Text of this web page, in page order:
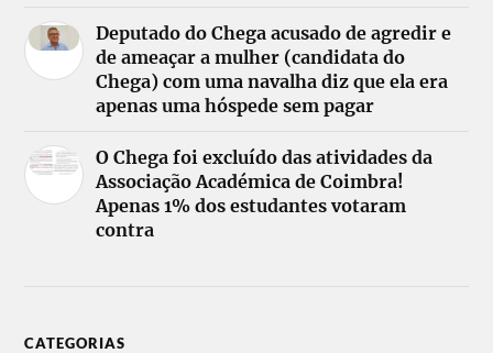
Deputado do Chega acusado de agredir e
de ameaçar a mulher (candidata do
Chega) com uma navalha diz que ela era
apenas uma hóspede sem pagar
O Chega foi excluído das atividades da
Associação Académica de Coimbra!
Apenas 1% dos estudantes votaram
contra
CATEGORIAS